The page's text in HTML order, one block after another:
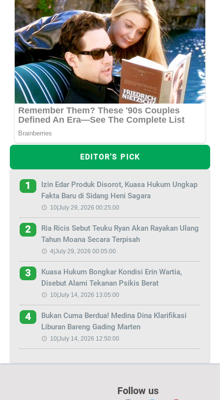
EDITOR'S PICK
1
Izin Edar Produk Disorot, Kuasa Hukum Ungkap
Fakta Baru di Sidang Heni Sagara
10|July 29, 2026 00:25:00
2
Ria Ricis Sebut Teuku Ryan Akan Rayakan Ulang
Tahun Moana Secara Terpisah
4|July 29, 2026 00:05:00
3
Kuasa Hukum Bongkar Kondisi Erin Wartia,
Disebut Alami Tekanan Psikis Berat
10|July 14, 2026 13:05:00
4
Bukan Cuma Berdua! Medina Dina Klarifikasi
Liburan Bareng Gading Marten
10|July 14, 2026 12:50:00
Follow us